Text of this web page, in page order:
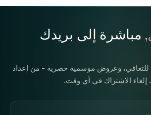
, مباشرة إلى بريدك
للتعافي، وعروض موسمية حصرية - من إعداد
إلغاء الاشتراك في أي وقت.